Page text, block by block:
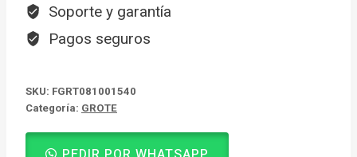
Soporte y garantía
Pagos seguros
SKU: FGRT081001540
Categoría: GROTE